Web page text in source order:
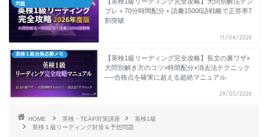
問題
プレ＋70分時間配分＋語彙15000語戦略で正答率7
割突破
11/04/2026
英検１級合格必勝メモ
【英検1級リーディング完全攻略】長文の裏ワザ×
大問別解き方のコツ×時間配分×消去法テクニック
──合格点を確実に超える超絶マニュアル
29/03/2026
HOME 英検・TEAP対策講座
英検1級
英検１級リーディング対策＆予想問題